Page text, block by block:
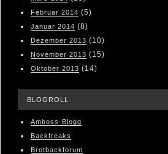
Februar 2014 (5)
Januar 2014 (8)
Dezember 2013 (10)
November 2013 (15)
Oktober 2013 (14)
BLOGROLL
Amboss-Blogg
Backfreaks
Brotbackforum